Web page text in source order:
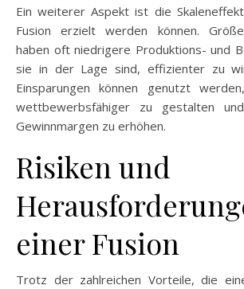
Ein weiterer Aspekt ist die
Fusion erzielt werden können.
haben oft niedrigere Produktions- und
sie in der Lage sind, effizienter zu
Einsparungen können genutzt
wettbewerbsfähiger zu gestalten
Gewinnmargen zu erhöhen.
Risiken und
einer Fusion
Trotz der zahlreichen Vorteile, die